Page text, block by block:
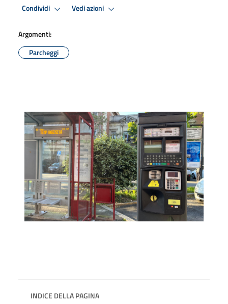
Condividi Vedi azioni
Argomenti:
Parcheggi
INDICE DELLA PAGINA